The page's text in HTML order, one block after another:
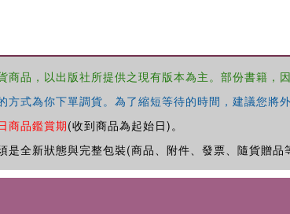
品，以出版社所提供之現有版本為主。部份書籍，
式為你下單調貨。為了縮短等待的時間，建議您將
商品鑑賞期(收到商品為起始日)。
全新狀態與完整包裝(商品、附件、發票、隨貨贈品